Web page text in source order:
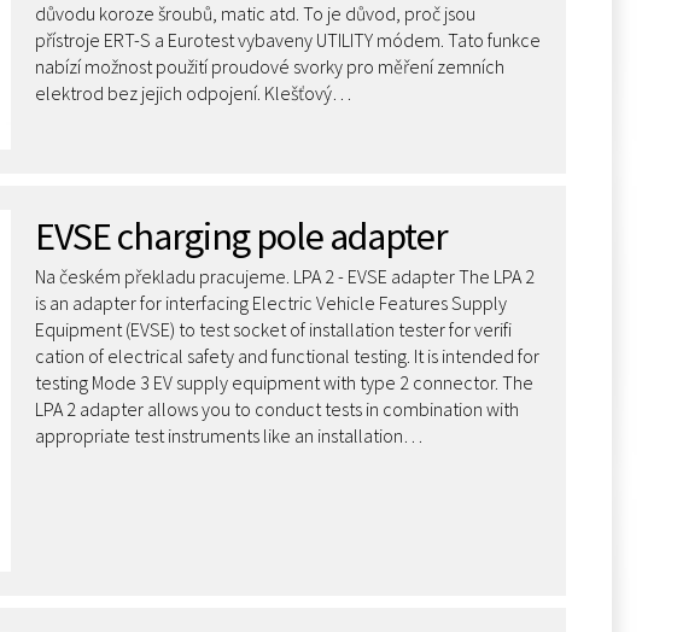
důvodu koroze šroubů, matic atd. To je důvod, proč jsou
přístroje ERT-S a Eurotest vybaveny UTILITY módem. Tato funkce
nabízí možnost použití proudové svorky pro měření zemních
elektrod bez jejich odpojení. Klešťový…
EVSE charging pole adapter
Na českém překladu pracujeme. LPA 2 - EVSE adapter The LPA 2
is an adapter for interfacing Electric Vehicle Features Supply
Equipment (EVSE) to test socket of installation tester for verifi
cation of electrical safety and functional testing. It is intended for
testing Mode 3 EV supply equipment with type 2 connector. The
LPA 2 adapter allows you to conduct tests in combination with
appropriate test instruments like an installation…